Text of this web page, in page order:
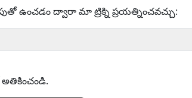
ఉంచడం ద్వారా మా ట్రిక్ని ప్రయత్నించవచ్చు: